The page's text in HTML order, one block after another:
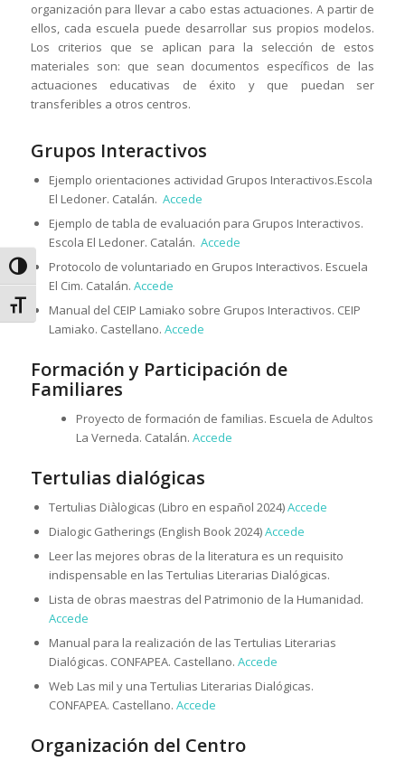
Alternar alto contraste
Alternar tamaño de letra
organización para llevar a cabo estas actuaciones. A partir de
ellos, cada escuela puede desarrollar sus propios modelos.
Los criterios que se aplican para la selección de estos
materiales son: que sean documentos específicos de las
actuaciones educativas de éxito y que puedan ser
transferibles a otros centros.
Grupos Interactivos
Ejemplo orientaciones actividad Grupos Interactivos.Escola
El Ledoner. Catalán. Accede
Ejemplo de tabla de evaluación para Grupos Interactivos.
Escola El Ledoner. Catalán. Accede
Protocolo de voluntariado en Grupos Interactivos. Escuela
El Cim. Catalán. Accede
Manual del CEIP Lamiako sobre Grupos Interactivos. CEIP
Lamiako. Castellano. Accede
Formación y Participación de
Familiares
Proyecto de formación de familias. Escuela de Adultos
La Verneda. Catalán. Accede
Tertulias dialógicas
Tertulias Diàlogicas (Libro en español 2024)Accede
Dialogic Gatherings (English Book 2024)Accede
Leer las mejores obras de la literatura es un requisito
indispensable en las Tertulias Literarias Dialógicas.
Lista de obras maestras del Patrimonio de la Humanidad.
Accede
Manual para la realización de las Tertulias Literarias
Dialógicas. CONFAPEA. Castellano. Accede
Web Las mil y una Tertulias Literarias Dialógicas.
CONFAPEA. Castellano. Accede
Organización del Centro